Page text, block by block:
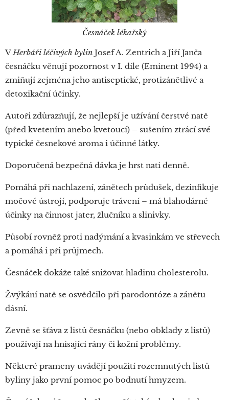
Česnáček lékařský
VHerbáři léčivých bylin Josef A. Zentrich a Jiří Janča
česnáčku věnují pozornost v I. díle (Eminent 1994) a
zmiňují zejména jeho antiseptické, protizánětlivé a
detoxikační účinky.
Autoři zdůrazňují, že nejlepší je užívání čerstvé natě
(před kvetením anebo kvetoucí) – sušením ztrácí své
typické česnekové aroma i účinné látky.
Doporučená bezpečná dávka je hrst nati denně.
Pomáhá při nachlazení, zánětech průdušek, dezinfikuje
močové ústrojí, podporuje trávení – má blahodárné
účinky na činnost jater, žlučníku a slinivky.
Působí rovněž proti nadýmání a kvasinkám ve střevech
a pomáhá i při průjmech.
Česnáček dokáže také snižovat hladinu cholesterolu.
Žvýkání natě se osvědčilo při parodontóze a zánětu
dásní.
Zevně se šťáva z listů česnáčku (nebo obklady z listů)
používají na hnisající rány či kožní problémy.
Některé prameny uvádějí použití rozemnutých listů
byliny jako první pomoc po bodnutí hmyzem.